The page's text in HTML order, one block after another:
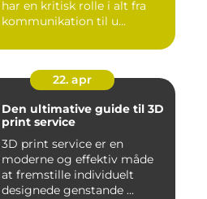
har en kritisk rolle i alt fra
kommunikation til u...
22. apr
Den ultimative guide til 3D
print service
3D print service er en
moderne og effektiv måde
at fremstille individuelt
designede genstande ...